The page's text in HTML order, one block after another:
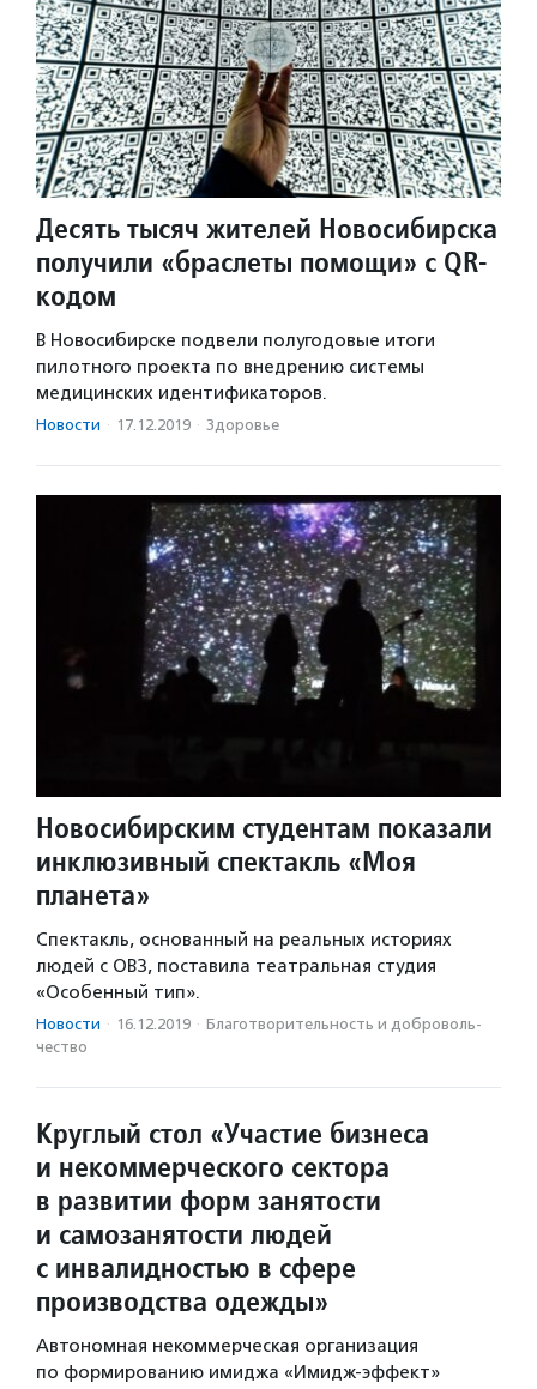
Десять тысяч жителей Новосибирска
получили «браслеты помощи» с QR-
кодом
В Новосибирске подвели полугодовые итоги
пилотного проекта по внедрению системы
медицинских идентификаторов.
Новости · 17.12.2019 · Здоровье
Новосибирским студентам показали
инклюзивный спектакль «Моя
планета»
Спектакль, основанный на реальных историях
людей с ОВЗ, поставила театральная студия
«Особенный тип».
Новости · 16.12.2019 · Благотвори­тель­ность и доброволь­
чест­во
Круглый стол «Участие бизнеса
и некоммерческого сектора
в развитии форм занятости
и самозанятости людей
с инвалидностью в сфере
производства одежды»
Автономная некоммерческая организация
по формированию имиджа «Имидж-эффект»